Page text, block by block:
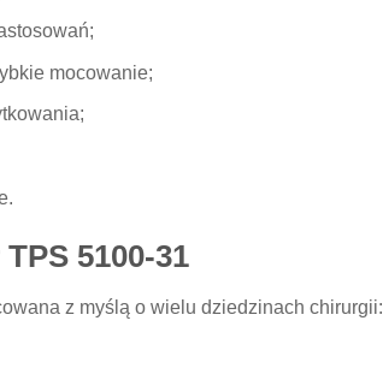
mocowanie;
5100-31
z myślą o wielu dziedzinach chirurgii: